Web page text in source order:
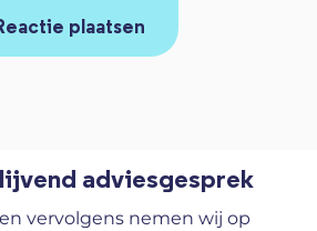
adviesgesprek
vervolgens nemen wij op